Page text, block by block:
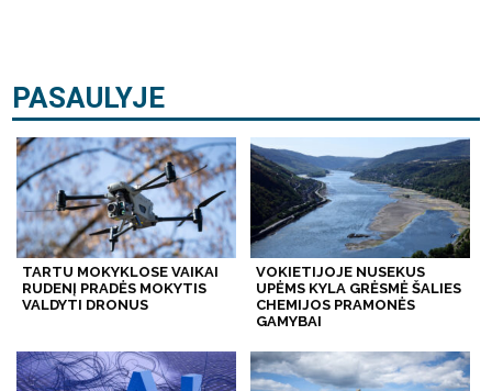
PASAULYJE
TARTU MOKYKLOSE VAIKAI
RUDENĮ PRADĖS MOKYTIS
VALDYTI DRONUS
VOKIETIJOJE NUSEKUS
UPĖMS KYLA GRĖSMĖ ŠALIES
CHEMIJOS PRAMONĖS
GAMYBAI